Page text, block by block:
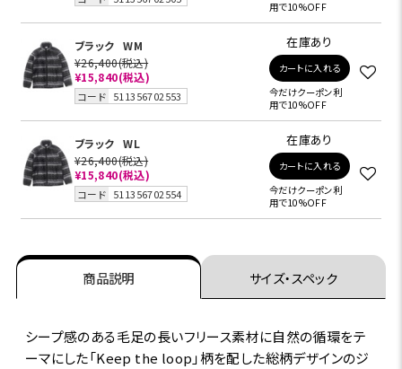
用で10%OFF
ブラック
WM
¥26,400(税込)
¥15,840(税込)
コード 511356702553
在庫あり
カートに入れる
今だけクーポン利
用で10%OFF
ブラック
WL
¥26,400(税込)
¥15,840(税込)
コード 511356702554
在庫あり
カートに入れる
今だけクーポン利
用で10%OFF
商品説明 サイズ・スペック
シープ感のある毛足の長いフリース素材に自然の循環をテ
ーマにした「Keep the loop」柄を配した総柄デザインのジ